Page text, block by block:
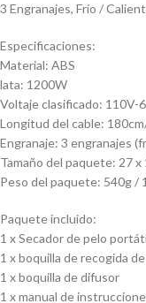
3 Engranajes, Frío /
Especificaciones:
Material: ABS
lata: 1200W
Voltaje clasificado: 110V-
Longitud del cable:
Engranaje: 3 engranajes
Tamaño del paquete: 27 x
Peso del paquete: 540g /
Paquete incluido:
1 x Secador de pelo
1 x boquilla de recogida
1 x boquilla de difusor
1 x manual de